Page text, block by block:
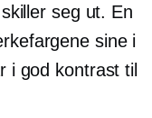
seg ut. En
sine i
i god kontrast til